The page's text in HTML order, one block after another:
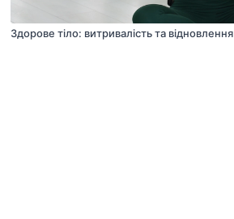
Здорове тіло: витривалість та відновлення